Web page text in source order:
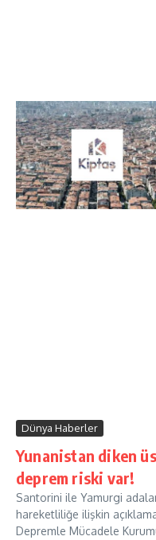
Dünya Haberler
Yunanistan diken
deprem riski var!
Santorini ile Yamurgi
hareketliliğe ilişkin
Depremle Mücadele